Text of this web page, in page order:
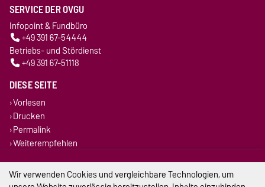
SERVICE DER OVGU
Infopoint & Fundbüro
+49 391 67-54444
Betriebs- und Stördienst
+49 391 67-51118
DIESE SEITE
Vorlesen
Drucken
Permalink
Weiterempfehlen
Impressum
Wir verwenden Cookies und vergleichbare Technologien, um